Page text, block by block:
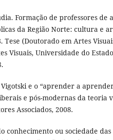
Formação de professores de
da Região Norte: cultura e
Tese (Doutorado em Artes
Visuais, Universidade do
e o “aprender a
e pós-modernas da teoria
Associados, 2008.
do conhecimento ou sociedade